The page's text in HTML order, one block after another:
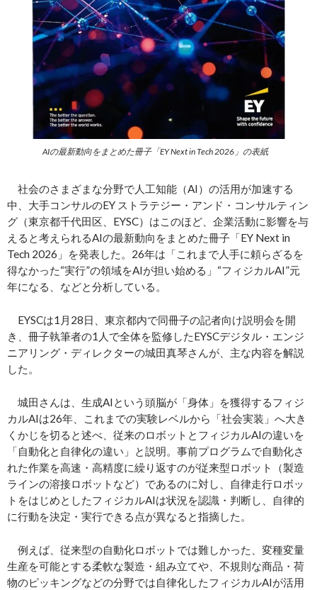
AIの最新動向をまとめた冊子「EY Next in Tech 2026」の表紙
社会のさまざまな分野で人工知能（AI）の活用が加速する
中、大手コンサルのEY ストラテジー・アンド・コンサルティン
グ（東京都千代田区、EYSC）はこのほど、企業活動に影響を与
えると考えられるAIの最新動向をまとめた冊子「EY Next in
Tech 2026」を発表した。26年は「これまで人手に頼らざるを
得なかった“実行”の領域をAIが担い始める」“フィジカルAI”元
年になる、などと分析している。
EYSCは1月28日、東京都内で同冊子の記者向け説明会を開
き、冊子執筆者の1人で全体を監修したEYSCデジタル・エンジ
ニアリング・ディレクターの城田真琴さんが、主な内容を解説
した。
城田さんは、生成AIという頭脳が「身体」を獲得するフィジ
カルAIは26年、これまでの実験レベルから「社会実装」へ大き
くかじを切ると述べ、従来のロボットとフィジカルAIの違いを
「自動化と自律化の違い」と説明。事前プログラムで自動化さ
れた作業を高速・高精度に繰り返すのが従来型ロボット（製造
ラインの溶接ロボットなど）であるのに対し、自律走行ロボッ
トをはじめとしたフィジカルAIは状況を認識・判断し、自律的
に行動を決定・実行できる点が異なると指摘した。
例えば、従来型の自動化ロボットでは難しかった、変種変量
生産を可能とする柔軟な製造・組み立てや、不規則な商品・荷
物のピッキングなどの分野では自律化したフィジカルAIが活用